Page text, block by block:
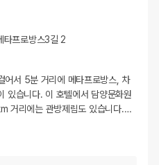
타프로방스3길 2
어서 5분 거리에 메타프로방스, 차
있습니다. 이 호텔에서 담양문화원
거리에는 관방제림도 있습니다.…